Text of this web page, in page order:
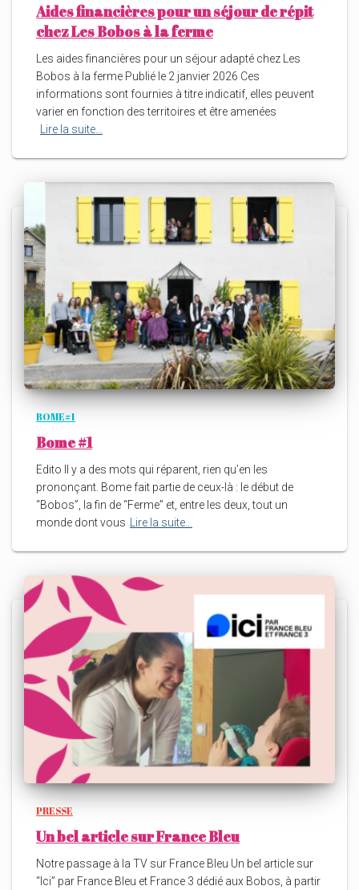
Aides financières pour un séjour de répit
chez Les Bobos à la ferme
Les aides financières pour un séjour adapté chez Les
Bobos à la ferme Publié le 2 janvier 2026 Ces
informations sont fournies à titre indicatif, elles peuvent
varier en fonction des territoires et être amenées
Lire la suite…
BOME#1
Bome #1
Edito Il y a des mots qui réparent, rien qu’en les
prononçant. Bome fait partie de ceux-là : le début de
“Bobos”, la fin de “Ferme” et, entre les deux, tout un
monde dont vous Lire la suite…
PRESSE
Un bel article sur France Bleu
Notre passage à la TV sur France Bleu Un bel article sur
“Ici” par France Bleu et France 3 dédié aux Bobos, à partir